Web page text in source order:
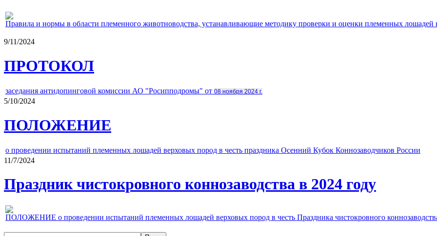
Правила и нормы в области племенного животноводства, устанавливающие методику проверки и оценки племенных
9/11/2024
ПРОТОКОЛ
заседания антидопинговой комиссии АО "Росипподромы" от 08 ноября 2024 г.
5/10/2024
ПОЛОЖЕНИЕ
о проведении испытаний племенных лошадей верховых пород в честь праздника Осенний Кубок Коннозаводчиков России
11/7/2024
Праздник чистокровного коннозаводства в 2024 году
ПОЛОЖЕНИЕ о проведении испытаний племенных лошадей верховых пород в честь Праздника чистокровного